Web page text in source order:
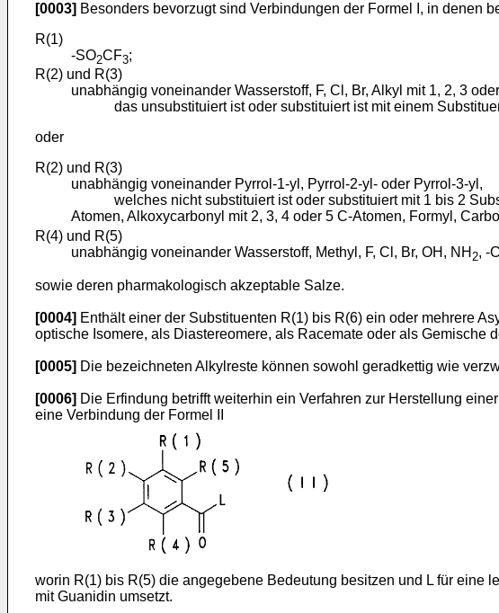
[0003] Besonders bevorzugt sind Verbindungen der Formel I, in denen
R(1)
-SO2CF3;
R(2) und R(3)
unabhängig voneinander Wasserstoff, F, Cl, Br, Alkyl mit 1, 2, 3
das unsubstituiert ist oder substituiert ist mit einem
oder
R(2) und R(3)
unabhängig voneinander Pyrrol-1-yl, Pyrrol-2-yl- oder Pyrrol-3-yl,
welches nicht substituiert ist oder substituiert mit 1 bis 2
Atomen, Alkoxycarbonyl mit 2, 3, 4 oder 5 C-Atomen, Formyl,
R(4) und R(5)
unabhängig voneinander Wasserstoff, Methyl, F, Cl, Br, OH, NH 2, -
sowie deren pharmakologisch akzeptable Salze.
[0004] Enthält einer der Substituenten R(1) bis R(6) ein oder mehrere
optische Isomere, als Diastereomere, als Racemate oder als Gemische
[0005] Die bezeichneten Alkylreste können sowohl geradkettig wie
[0006] Die Erfindung betrifft weiterhin ein Verfahren zur Herstellung
eine Verbindung der Formel II
worin R(1) bis R(5) die angegebene Bedeutung besitzen und L für eine
mit Guanidin umsetzt.